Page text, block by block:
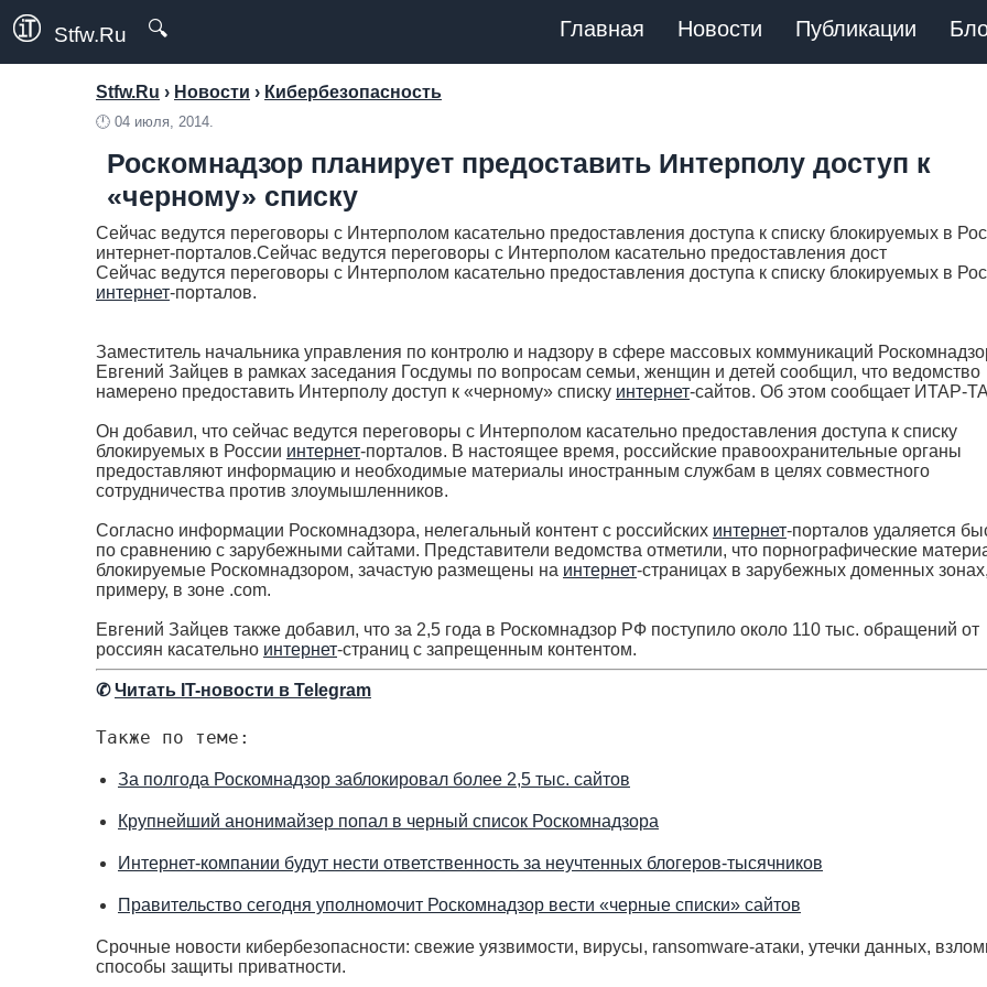
Stfw.Ru 🔍 Главная Новости Публикации
Stfw.Ru › Новости › Кибербезопасность
🕛 04 июля, 2014.
Роскомнадзор планирует предоставить Интерполу доступ к
«черному» списку
Cейчас ведутся переговоры с Интерполом касательно предоставления доступа к списку блокируемых в
интернет-порталов.Cейчас ведутся переговоры с Интерполом касательно предоставления дост
Cейчас ведутся переговоры с Интерполом касательно предоставления доступа к списку блокируемых в
интернет-порталов.
Заместитель начальника управления по контролю и надзору в сфере массовых коммуникаций
Евгений Зайцев в рамках заседания Госдумы по вопросам семьи, женщин и детей сообщил, что ведомство
намерено предоставить Интерполу доступ к «черному» списку интернет-сайтов. Об этом сообщает ИТАР-
Он добавил, что сейчас ведутся переговоры с Интерполом касательно предоставления доступа к списку
блокируемых в России интернет-порталов. В настоящее время, российские правоохранительные органы
предоставляют информацию и необходимые материалы иностранным службам в целях совместного
сотрудничества против злоумышленников.
Согласно информации Роскомнадзора, нелегальный контент с российских интернет-порталов удаляется
по сравнению с зарубежными сайтами. Представители ведомства отметили, что порнографические
блокируемые Роскомнадзором, зачастую размещены на интернет-страницах в зарубежных доменных
примеру, в зоне .com.
Евгений Зайцев также добавил, что за 2,5 года в Роскомнадзор РФ поступило около 110 тыс. обращений от
россиян касательно интернет-страниц с запрещенным контентом.
✆Читать IT-новости в Telegram
Также по теме:
За полгода Роскомнадзор заблокировал более 2,5 тыс. сайтов
Крупнейший анонимайзер попал в черный список Роскомнадзора
Интернет-компании будут нести ответственность за неучтенных блогеров-тысячников
Правительство сегодня уполномочит Роскомнадзор вести «черные списки» сайтов
Срочные новости кибербезопасности: свежие уязвимости, вирусы, ransomware-атаки, утечки данных,
способы защиты приватности.